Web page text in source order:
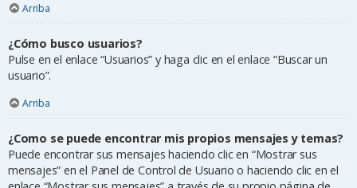
Arriba
¿Cómo busco usuarios?
Pulse en el enlace “Usuarios” y haga clic en el enlace “Buscar un
usuario”.
Arriba
¿Como se puede encontrar mis propios mensajes y temas?
Puede encontrar sus mensajes haciendo clic en “Mostrar sus
mensajes” en el Panel de Control de Usuario o haciendo clic en el